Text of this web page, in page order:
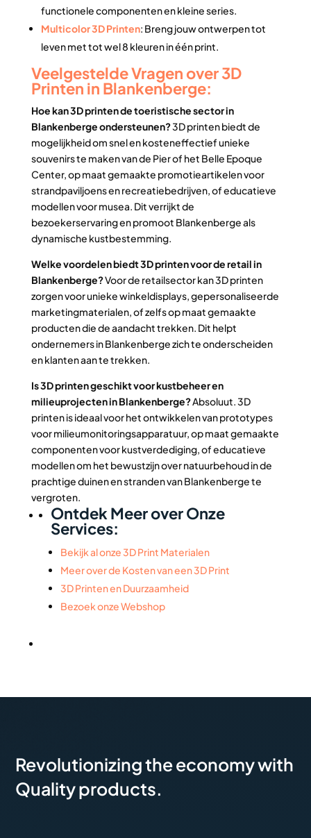
functionele componenten en kleine series.
Multicolor 3D Printen: Breng jouw ontwerpen tot
leven met tot wel 8 kleuren in één print.
Veelgestelde Vragen over 3D
Printen in Blankenberge:
Hoe kan 3D printen de toeristische sector in
Blankenberge ondersteunen?3D printen biedt de
mogelijkheid om snel en kosteneffectief unieke
souvenirs te maken van de Pier of het Belle Epoque
Center, op maat gemaakte promotieartikelen voor
strandpaviljoens en recreatiebedrijven, of educatieve
modellen voor musea. Dit verrijkt de
bezoekerservaring en promoot Blankenberge als
dynamische kustbestemming.
Welke voordelen biedt 3D printen voor de retail in
Blankenberge?Voor de retailsector kan 3D printen
zorgen voor unieke winkeldisplays, gepersonaliseerde
marketingmaterialen, of zelfs op maat gemaakte
producten die de aandacht trekken. Dit helpt
ondernemers in Blankenberge zich te onderscheiden
en klanten aan te trekken.
Is 3D printen geschikt voor kustbeheer en
milieuprojecten in Blankenberge?Absoluut. 3D
printen is ideaal voor het ontwikkelen van prototypes
voor milieumonitoringsapparatuur, op maat gemaakte
componenten voor kustverdediging, of educatieve
modellen om het bewustzijn over natuurbehoud in de
prachtige duinen en stranden van Blankenberge te
vergroten.
Ontdek Meer over Onze
Services:
Bekijk al onze 3D Print Materialen
Meer over de Kosten van een 3D Print
3D Printen en Duurzaamheid
Bezoek onze Webshop
Revolutionizing the economy with
Quality products.